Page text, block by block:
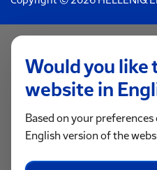
Would you like
website in
Based on your
English version of the